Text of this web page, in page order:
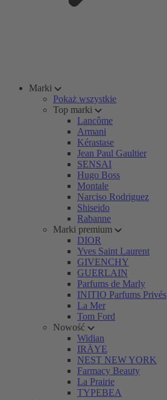
Marki
Pokaż wszystkie
Top marki
Lancôme
Armani
Kérastase
Jean Paul Gaultier
SENSAI
Hugo Boss
Montale
Narciso Rodriguez
Shiseido
Rabanne
Marki premium
DIOR
Yves Saint Laurent
GIVENCHY
GUERLAIN
Parfums de Marly
INITIO Parfums Privés
La Mer
Tom Ford
Nowość
Widian
IRÄYE
NEST NEW YORK
Farmacy Beauty
La Prairie
TYPEBEA